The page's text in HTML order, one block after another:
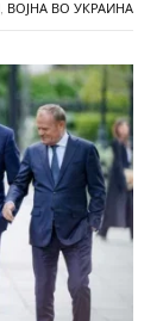
ВОЈНА ВО УКРАИНА